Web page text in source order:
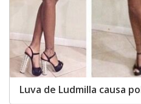
Luva de Ludmilla causa